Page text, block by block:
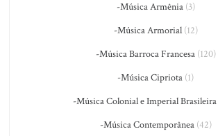
-Música Armênia(3)
-Música Armorial(12)
-Música Barroca Francesa(120)
-Música Cipriota (1)
-Música Colonial e Imperial Brasileira
-Música Contemporânea(42)